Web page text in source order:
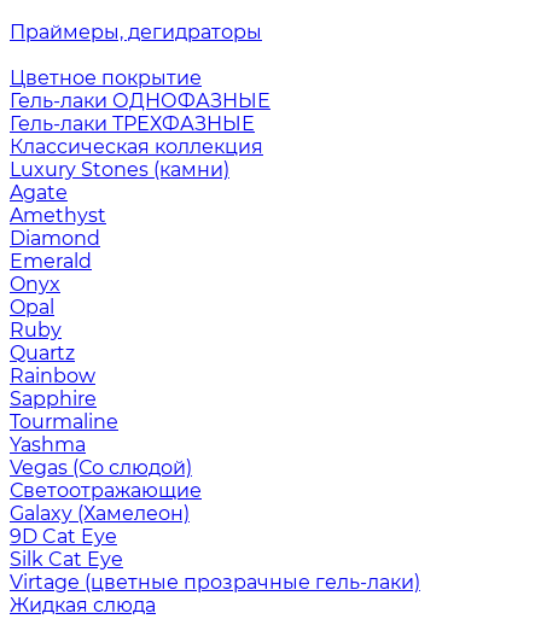
Праймеры, дегидраторы
Цветное покрытие
Гель-лаки ОДНОФАЗНЫЕ
Гель-лаки ТРЕХФАЗНЫЕ
Классическая коллекция
Luxury Stones (камни)
Agate
Amethyst
Diamond
Emerald
Onyx
Opal
Ruby
Quartz
Rainbow
Sapphire
Tourmaline
Yashma
Vegas (Со слюдой)
Светоотражающие
Galaxy (Хамелеон)
9D Cat Eye
Silk Cat Eye
Virtage (цветные прозрачные гель-лаки)
Жидкая слюда